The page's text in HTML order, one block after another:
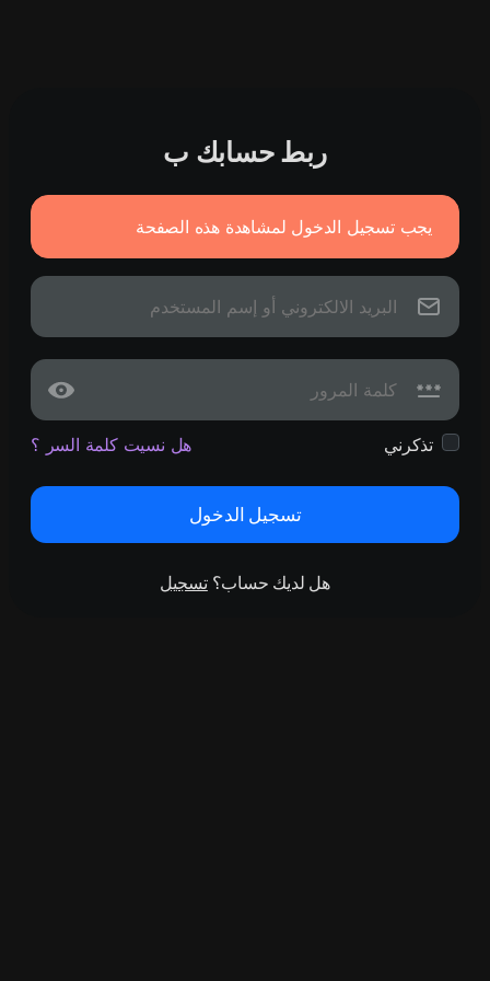
ربط حسابك ب
يجب تسجيل الدخول لمشاهدة هذه الصفحة
تذكرني هل نسيت كلمة السر ؟
تسجيل الدخول
هل لديك حساب؟تسجيل